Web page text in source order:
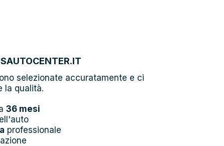
selezionate accuratamente e ci
la qualità.
36 mesi
professionale